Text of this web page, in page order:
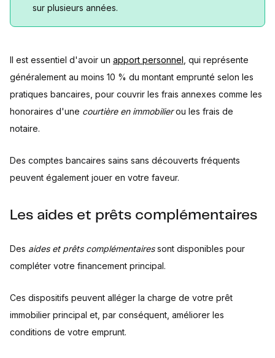
sur plusieurs années.
Il est essentiel d'avoir un apport personnel , qui représente
généralement au moins 10 % du montant emprunté selon les
pratiques bancaires, pour couvrir les frais annexes comme les
honoraires d'une courtière en immobilierou les frais de
notaire.
Des comptes bancaires sains sans découverts fréquents
peuvent également jouer en votre faveur.
Les aides et prêts complémentaires
Des aides et prêts complémentairessont disponibles pour
compléter votre financement principal.
Ces dispositifs peuvent alléger la charge de votre prêt
immobilier principal et, par conséquent, améliorer les
conditions de votre emprunt.